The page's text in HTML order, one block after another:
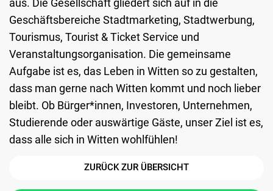
aus. Die Gesellschaft gliedert sich auf in die
Geschäftsbereiche Stadtmarketing, Stadtwerbung,
Tourismus, Tourist & Ticket Service und
Veranstaltungsorganisation. Die gemeinsame
Aufgabe ist es, das Leben in Witten so zu gestalten,
dass man gerne nach Witten kommt und noch lieber
bleibt. Ob Bürger*innen, Investoren, Unternehmen,
Studierende oder auswärtige Gäste, unser Ziel ist es,
dass alle sich in Witten wohlfühlen!
ZURÜCK ZUR ÜBERSICHT